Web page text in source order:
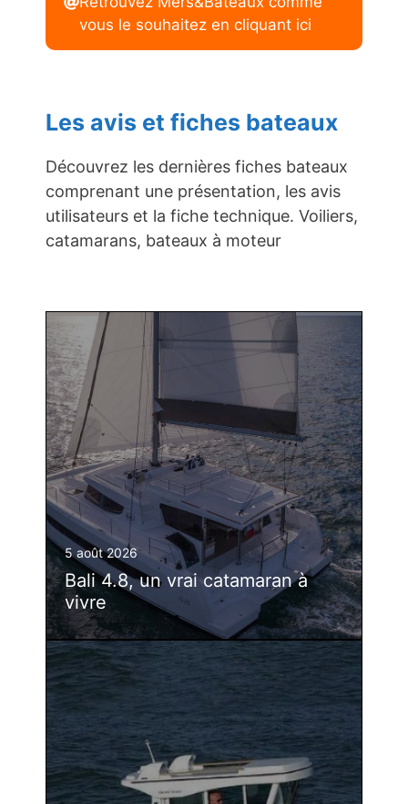
vous le souhaitez en cliquant ici
Les avis et fiches bateaux
Découvrez les dernières fiches bateaux
comprenant une présentation, les avis
utilisateurs et la fiche technique. Voiliers,
catamarans, bateaux à moteur
5 août 2026
Bali 4.8, un vrai catamaran à
vivre